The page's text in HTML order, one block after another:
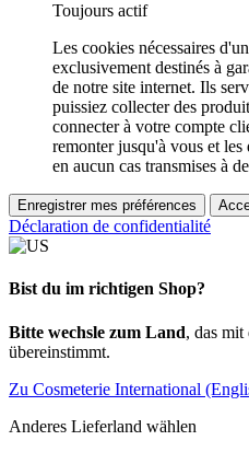
Toujours actif
Les cookies nécessaires
exclusivement destinés à
de notre site internet. Ils
puissiez collecter des
connecter à votre compte
remonter jusqu'à vous et
en aucun cas transmises à
Enregistrer mes préférences
Déclaration de confidentialité
Bist du im richtigen Shop?
Bitte wechsle zum Land, das mit
übereinstimmt.
Zu Cosmeterie International
Anderes Lieferland wählen